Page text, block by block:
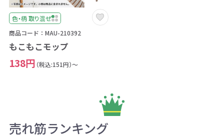
色・柄 取り混ぜ
商品コード：MAU-210392
もこもこモップ
138円 （税込:151円）～
売れ筋ランキング